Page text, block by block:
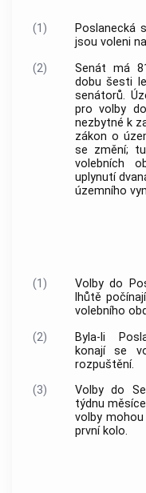
(1)
Poslanecká
jsou voleni
(2)
Senát má
dobu šesti
senátorů.
pro volby
nezbytné k
zákon o
se změní;
volebních
uplynutí
územního
(1)
Volby do
lhůtě
volebního
(2)
Byla-li
konají se
rozpuštění.
(3)
Volby do
týdnu
volby
první kolo.